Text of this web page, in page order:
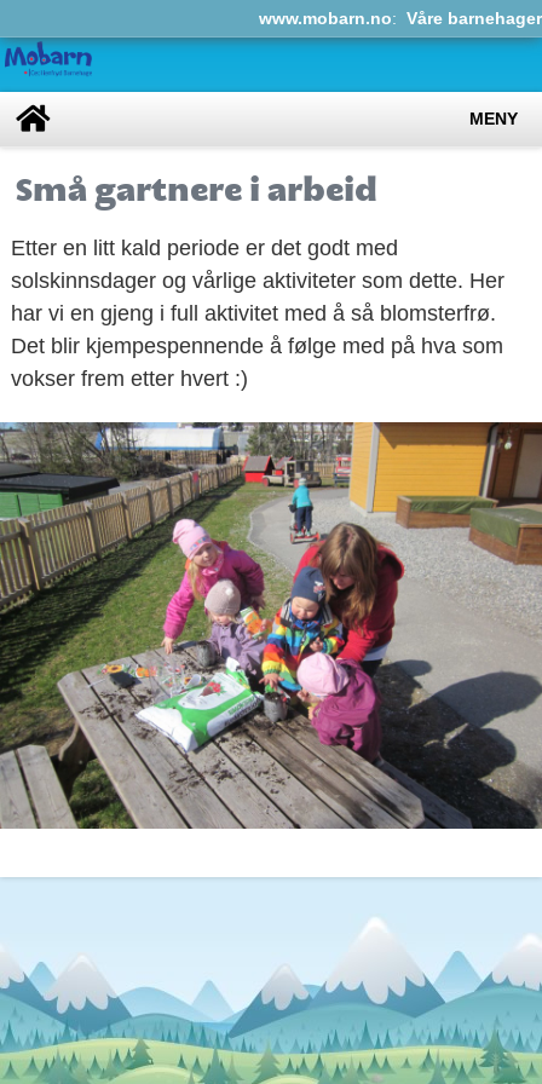
www.mobarn.no: Våre barnehager
MENY
Små gartnere i arbeid
Etter en litt kald periode er det godt med
solskinnsdager og vårlige aktiviteter som dette. Her
har vi en gjeng i full aktivitet med å så blomsterfrø.
Det blir kjempespennende å følge med på hva som
vokser frem etter hvert :)